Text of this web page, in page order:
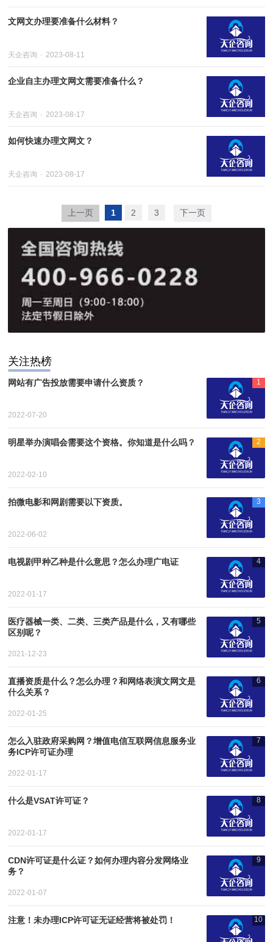
文网文办理要准备什么材料？
天企咨询 2023-08-11
企业自主办理文网文需要准备什么？
天企咨询 2023-08-17
如何快速办理文网文？
天企咨询 2023-08-17
上一页 1 2 3 下一页
关注热榜
1
网站有广告投放需要申请什么资质？
2022-07-20
2
明星举办演唱会需要这个资格。你知道是什么吗？
2022-02-10
3
拍微电影和网剧需要以下资质。
2022-06-02
4
电视剧甲种乙种是什么意思？怎么办理广电证
2022-01-17
5
医疗器械一类、二类、三类产品是什么，又有哪些
区别呢？
2021-12-23
6
直播资质是什么？怎么办理？和网络表演文网文是
什么关系？
2022-01-25
7
怎么入驻政府采购网？增值电信互联网信息服务业
务ICP许可证办理
2022-01-17
8
什么是VSAT许可证？
2022-01-17
9
CDN许可证是什么证？如何办理内容分发网络业
务？
2022-01-07
10
注意！未办理ICP许可证无证经营将被处罚！